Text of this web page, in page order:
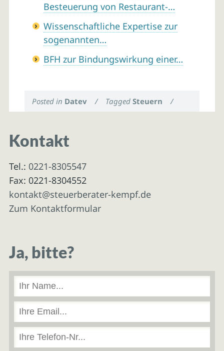
Besteuerung von Restaurant-…
Wissenschaftliche Expertise zur
sogenannten…
BFH zur Bindungswirkung einer…
Posted in Datev / TaggedSteuern /
Kontakt
Tel.: 0221-8305547
Fax: 0221-8304552
kontakt@steuerberater-kempf.de
Zum Kontaktformular
Ja, bitte?